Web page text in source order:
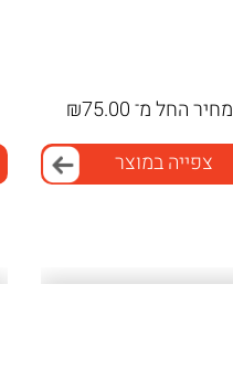
מחירהחל מ־ ₪75.00
צפייה במוצר